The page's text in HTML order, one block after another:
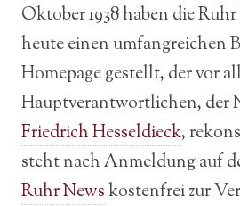
Oktober 1938 haben die
heute einen umfangreichen
Homepage gestellt, der vor
Hauptverantwortlichen, der
Friedrich Hesseldieck,
steht nach Anmeldung auf
Ruhr Newskostenfrei zur